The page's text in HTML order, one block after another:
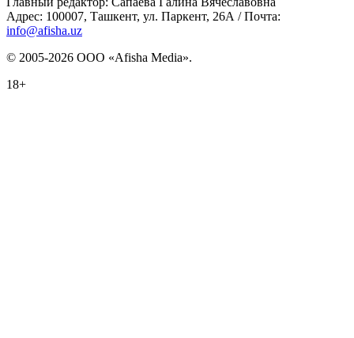
Адрес: 100007, Ташкент, ул. Паркент, 26А / Почта:
info@afisha.uz
© 2005-2026 ООО «Afisha Media».
18+